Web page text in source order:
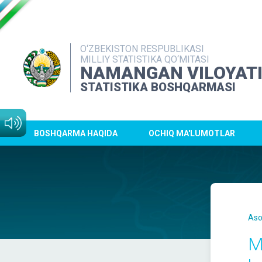
O‘ZBEKISTON RESPUBLIKASI
MILLIY STATISTIKA QO‘MITASI
NAMANGAN VILOYATI
STATISTIKA BOSHQARMASI
BOSHQARMA HAQIDA OCHIQ MA'LUMOTLAR